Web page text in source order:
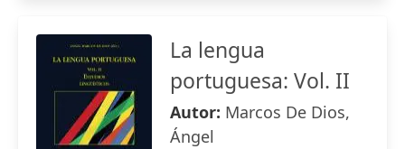
La lengua
portuguesa: Vol. II
Autor: Marcos De Dios,
Ángel